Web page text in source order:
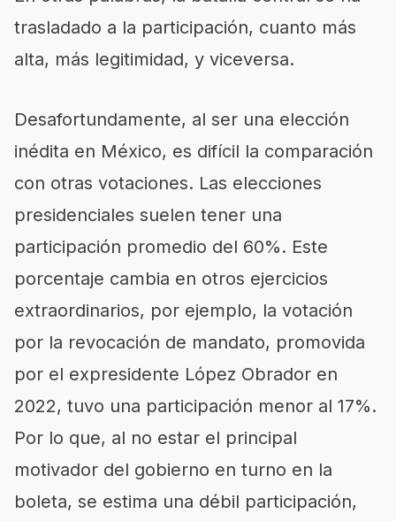
trasladado a la participación, cuanto más
alta, más legitimidad, y viceversa.
Desafortundamente, al ser una elección
inédita en México, es difícil la comparación
con otras votaciones. Las elecciones
presidenciales suelen tener una
participación promedio del 60%. Este
porcentaje cambia en otros ejercicios
extraordinarios, por ejemplo, la votación
por la revocación de mandato, promovida
por el expresidente López Obrador en
2022, tuvo una participación menor al 17%.
Por lo que, al no estar el principal
motivador del gobierno en turno en la
boleta, se estima una débil participación,